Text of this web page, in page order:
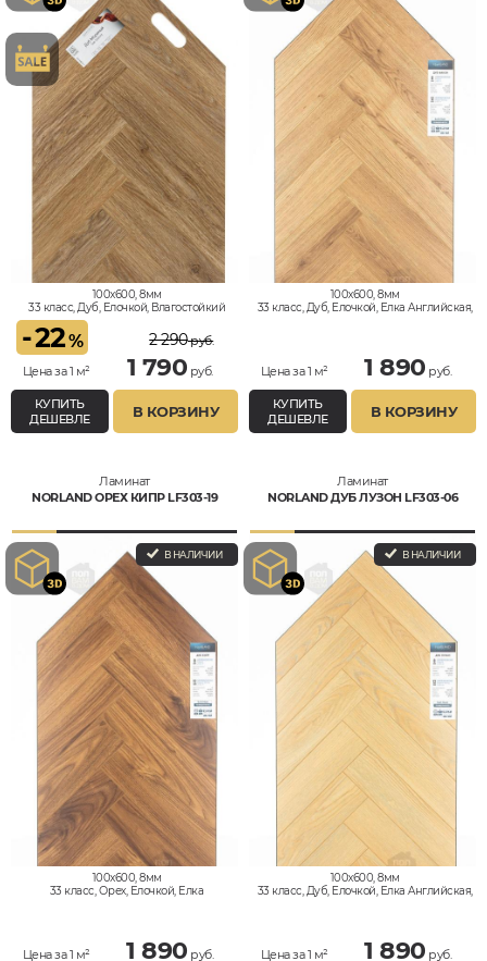
100x600, 8мм
33 класс, Дуб, Елочкой, Влагостойкий
-22%
Цена за 1 м²
2 290руб.
1 790 руб.
КУПИТЬ
ДЕШЕВЛЕ
В КОРЗИНУ
100x600, 8мм
33 класс, Дуб, Елочкой, Елка Английская,
Цена за 1 м² 1 890 руб.
КУПИТЬ
ДЕШЕВЛЕ
В КОРЗИНУ
Ламинат
NORLAND ОРЕХ КИПР LF303-19
В НАЛИЧИИ
100x600, 8мм
33 класс, Орех, Елочкой, Елка
Цена за 1 м² 1 890 руб.
Ламинат
NORLAND ДУБ ЛУЗОН LF303-06
В НАЛИЧИИ
100x600, 8мм
33 класс, Дуб, Елочкой, Елка Английская,
Цена за 1 м² 1 890 руб.